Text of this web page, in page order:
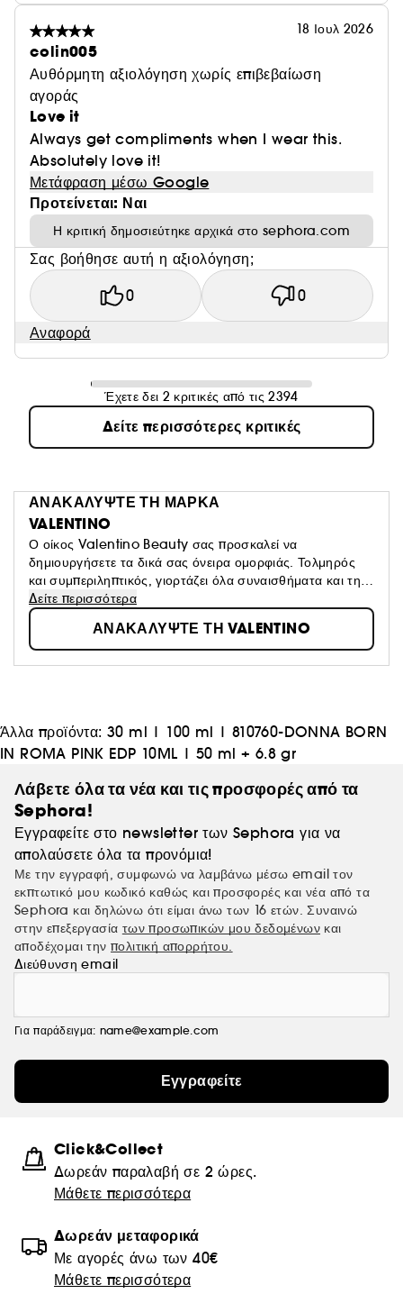
18 Ιουλ 2026
colin005
Αυθόρμητη αξιολόγηση χωρίς επιβεβαίωση
αγοράς
Love it
Always get compliments when I wear this.
Absolutely love it!
Μετάφραση μέσω Google
Προτείνεται: Ναι
Η κριτική δημοσιεύτηκε αρχικά στο sephora.com
Σας βοήθησε αυτή η αξιολόγηση;
0 0
Αναφορά
Έχετε δει 2 κριτικές από τις 2394
Δείτε περισσότερες κριτικές
ΑΝΑΚΑΛΥΨΤΕ ΤΗ ΜΑΡΚΑ
VALENTINO
Ο οίκος Valentino Beauty σας προσκαλεί να
δημιουργήσετε τα δικά σας όνειρα ομορφιάς. Τολμηρός
και συμπεριληπτικός, γιορτάζει όλα συναισθήματα και τη
μοναδικότητά μας, μέσα από μια συλλογή ξεχωριστών
αρωμάτων, που απευθύνεται στους σύγχρονους
ονειροπόλους, που δεν φοβούνται να εκφράσουν την
προσωπικότητά τους.
Δείτε περισσότερα
ΑΝΑΚΑΛΥΨΤΕ ΤΗ VALENTINO
Άλλα προϊόντα: 30 ml | 100 ml | 810760-DONNA BORN
IN ROMA PINK EDP 10ML | 50 ml + 6.8 gr
Λάβετε όλα τα νέα και τις προσφορές από τα
Sephora!
Εγγραφείτε στο newsletter των Sephora για να
απολαύσετε όλα τα προνόμια!
Με την εγγραφή, συμφωνώ να λαμβάνω μέσω email τον
εκπτωτικό μου κωδικό καθώς και προσφορές και νέα από τα
Sephora και δηλώνω ότι είμαι άνω των 16 ετών. Συναινώ
στην επεξεργασία των προσωπικών μου δεδομένων και
αποδέχομαι την πολιτική απορρήτου.
Διεύθυνση email
Για παράδειγμα: name@example.com
Εγγραφείτε
Click&Collect
Δωρεάν παραλαβή σε 2 ώρες.
Μάθετε περισσότερα
Δωρεάν μεταφορικά
Με αγορές άνω των 40€
Μάθετε περισσότερα